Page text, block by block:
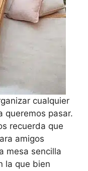
cualquier
queremos pasar.
recuerda que
amigos
mesa sencilla
la que bien